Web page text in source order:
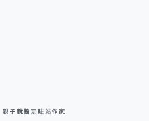
親子就醬玩駐站作家